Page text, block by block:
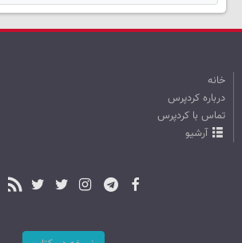
خانه
درباره کردپرس
تماس با کردپرس
آرشیو